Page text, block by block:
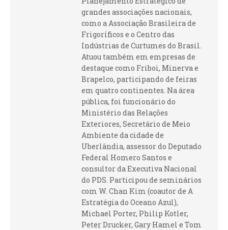
grandes associações nacionais,
como a Associação Brasileira de
Frigoríficos e o Centro das
Indústrias de Curtumes do Brasil.
Atuou também em empresas de
destaque como Friboi, Minerva e
Brapelco, participando de feiras
em quatro continentes. Na área
pública, foi funcionário do
Ministério das Relações
Exteriores, Secretário de Meio
Ambiente da cidade de
Uberlândia, assessor do Deputado
Federal Homero Santos e
consultor da Executiva Nacional
do PDS. Participou de seminários
com W. Chan Kim (coautor de A
Estratégia do Oceano Azul),
Michael Porter, Philip Kotler,
Peter Drucker, Gary Hamel e Tom